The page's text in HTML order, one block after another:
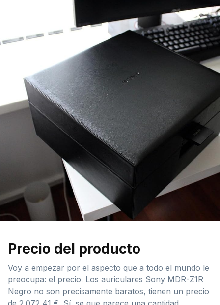
Precio del producto
Voy a empezar por el aspecto que a todo el mundo le
preocupa: el precio. Los auriculares Sony MDR-Z1R
Negro no son precisamente baratos, tienen un precio